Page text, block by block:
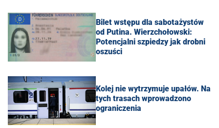
Bilet wstępu dla sabotażystów
od Putina. Wierzchołowski:
Potencjalni szpiedzy jak drobni
oszuści
Kolej nie wytrzymuje upałów. Na
tych trasach wprowadzono
ograniczenia